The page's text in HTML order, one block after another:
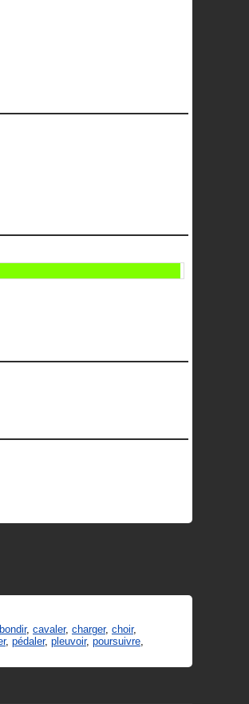
bondir, cavaler, charger, choir,
, pédaler, pleuvoir, poursuivre